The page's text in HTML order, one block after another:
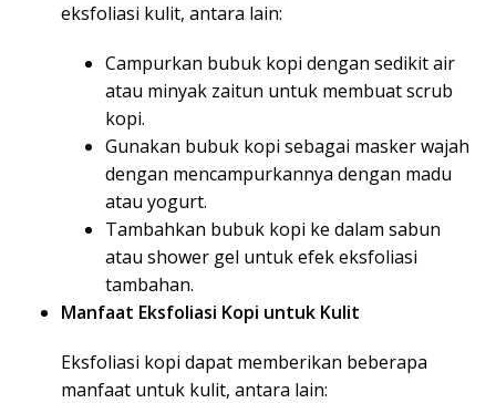
eksfoliasi kulit, antara lain:
Campurkan bubuk kopi dengan sedikit air
atau minyak zaitun untuk membuat scrub
kopi.
Gunakan bubuk kopi sebagai masker wajah
dengan mencampurkannya dengan madu
atau yogurt.
Tambahkan bubuk kopi ke dalam sabun
atau shower gel untuk efek eksfoliasi
tambahan.
Manfaat Eksfoliasi Kopi untuk Kulit
Eksfoliasi kopi dapat memberikan beberapa
manfaat untuk kulit, antara lain: